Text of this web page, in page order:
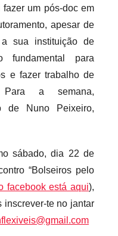
um pós-doc em
apesar de
sua instituição de
fundamental para
e fazer trabalho de
Para a semana,
de Nuno Peixeiro,
sábado, dia 22 de
“Bolseiros pelo
facebook está aqui),
inscrever-te no jantar